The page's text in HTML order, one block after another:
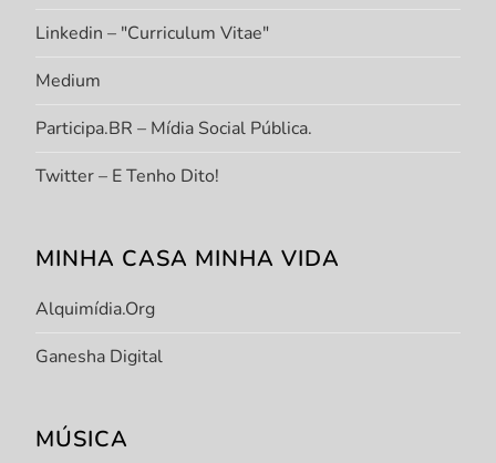
Linkedin – "Curriculum Vitae"
Medium
Participa.BR – Mídia Social Pública.
Twitter – E Tenho Dito!
MINHA CASA MINHA VIDA
Alquimídia.org
Ganesha Digital
MÚSICA